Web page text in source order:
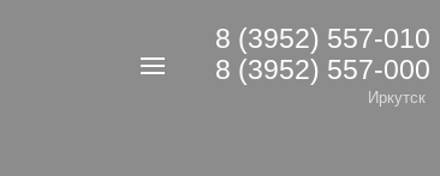
8 (3952) 557-010
8 (3952) 557-000
Иркутск